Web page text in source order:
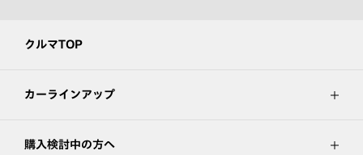
クルマTOP
カーラインアップ
購入検討中の方へ